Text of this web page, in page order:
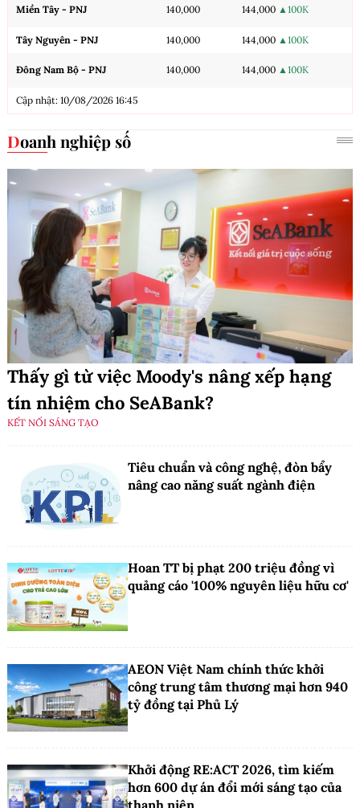
Miền Tây - PNJ 140,000 144,000 ▲100K
Tây Nguyên - PNJ 140,000 144,000 ▲100K
Đông Nam Bộ - PNJ 140,000 144,000 ▲100K
Cập nhật: 10/08/2026 16:45
Doanh nghiệp số
Thấy gì từ việc Moody's nâng xếp hạng
tín nhiệm cho SeABank?
KẾT NỐI SÁNG TẠO
Tiêu chuẩn và công nghệ, đòn bẩy
nâng cao năng suất ngành điện
Hoan TT bị phạt 200 triệu đồng vì
quảng cáo '100% nguyên liệu hữu cơ'
AEON Việt Nam chính thức khởi
công trung tâm thương mại hơn 940
tỷ đồng tại Phủ Lý
Khởi động RE:ACT 2026, tìm kiếm
hơn 600 dự án đổi mới sáng tạo của
thanh niên